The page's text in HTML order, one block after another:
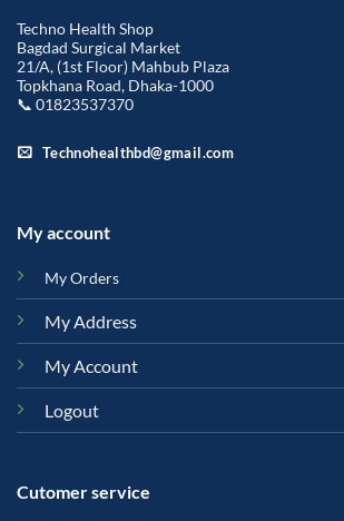
Techno Health Shop
Bagdad Surgical Market
21/A, (1st Floor) Mahbub Plaza
Topkhana Road, Dhaka-1000
📞 01823537370
Technohealthbd@gmail.com
My account
My Orders
My Address
My Account
Logout
Cutomer service